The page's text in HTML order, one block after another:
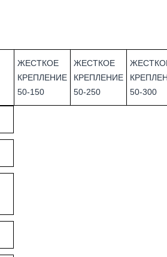
ЖЕСТКОЕ
КРЕПЛЕНИЕ
50-150
ЖЕСТКОЕ
КРЕПЛЕНИЕ
50-250
50-300